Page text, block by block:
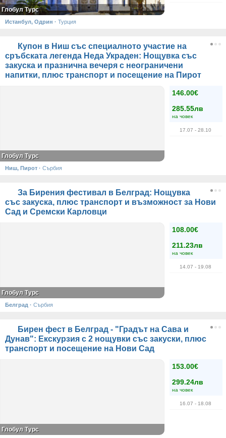
Глобул Турс
Истанбул, Одрин · Турция
Купон в Ниш със специалното участие на
сръбската легенда Неда Украден: Нощувка със
закуска и празнична вечеря с неограничени
напитки, плюс транспорт и посещение на Пирот
146.00€
285.55лв
на човек
17.07 - 28.10
Глобул Турс
Ниш, Пирот · Сърбия
За Бирения фестивал в Белград: Нощувка
със закуска, плюс транспорт и възможност за Нови
Сад и Сремски Карловци
108.00€
211.23лв
на човек
14.07 - 19.08
Глобул Турс
Белград · Сърбия
Бирен фест в Белград - "Градът на Сава и
Дунав": Екскурзия с 2 нощувки със закуски, плюс
транспорт и посещение на Нови Сад
153.00€
299.24лв
на човек
16.07 - 18.08
Глобул Турс